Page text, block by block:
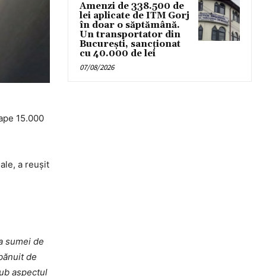
15.000
a reuşit
sumei de
de
aspectul
Amenzi de 338.500 de
lei aplicate de ITM Gorj
în doar o săptămână.
Un transportator din
București, sancționat
cu 40.000 de lei
07/08/2026